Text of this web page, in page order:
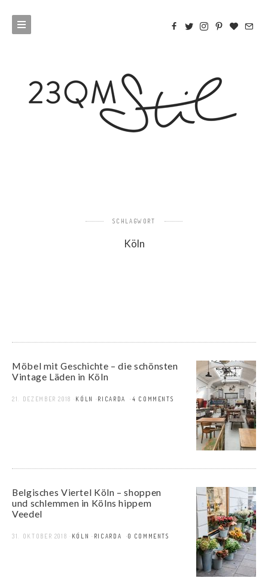
SCHLAGWORT
Köln
Möbel mit Geschichte – die schönsten
Vintage Läden in Köln
21. DEZEMBER 2018 KÖLN RICARDA 4 COMMENTS
Belgisches Viertel Köln – shoppen
und schlemmen in Kölns hippem
Veedel
31. OKTOBER 2018 KÖLN RICARDA 0 COMMENTS